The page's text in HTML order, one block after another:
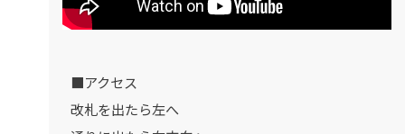
■アクセス
改札を出たら左へ